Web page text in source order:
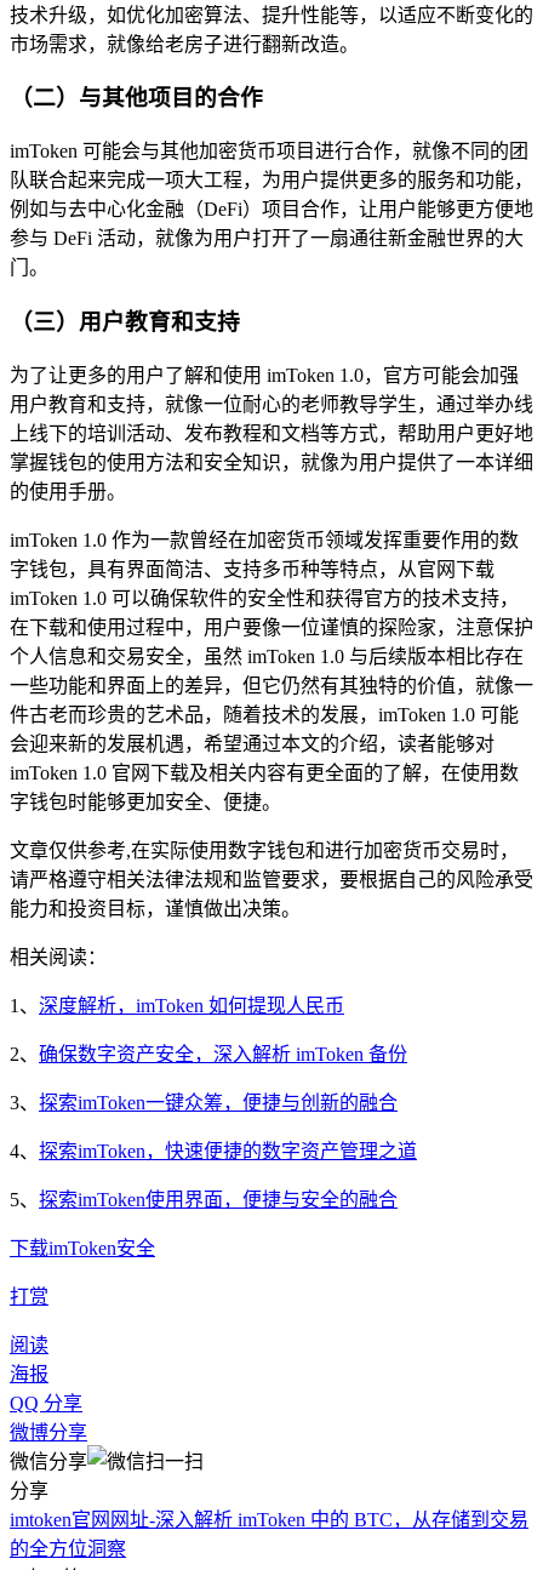
技术升级，如优化加密算法、提升性能等，以适应不断变化的
市场需求，就像给老房子进行翻新改造。
（二）与其他项目的合作
imToken 可能会与其他加密货币项目进行合作，就像不同的团
队联合起来完成一项大工程，为用户提供更多的服务和功能，
例如与去中心化金融（DeFi）项目合作，让用户能够更方便地
参与 DeFi 活动，就像为用户打开了一扇通往新金融世界的大
门。
（三）用户教育和支持
为了让更多的用户了解和使用 imToken 1.0，官方可能会加强
用户教育和支持，就像一位耐心的老师教导学生，通过举办线
上线下的培训活动、发布教程和文档等方式，帮助用户更好地
掌握钱包的使用方法和安全知识，就像为用户提供了一本详细
的使用手册。
imToken 1.0 作为一款曾经在加密货币领域发挥重要作用的数
字钱包，具有界面简洁、支持多币种等特点，从官网下载
imToken 1.0 可以确保软件的安全性和获得官方的技术支持，
在下载和使用过程中，用户要像一位谨慎的探险家，注意保护
个人信息和交易安全，虽然 imToken 1.0 与后续版本相比存在
一些功能和界面上的差异，但它仍然有其独特的价值，就像一
件古老而珍贵的艺术品，随着技术的发展，imToken 1.0 可能
会迎来新的发展机遇，希望通过本文的介绍，读者能够对
imToken 1.0 官网下载及相关内容有更全面的了解，在使用数
字钱包时能够更加安全、便捷。
文章仅供参考,在实际使用数字钱包和进行加密货币交易时，
请严格遵守相关法律法规和监管要求，要根据自己的风险承受
能力和投资目标，谨慎做出决策。
相关阅读：
1、 深度解析，imToken 如何提现人民币
2、 确保数字资产安全，深入解析 imToken 备份
3、 探索imToken一键众筹，便捷与创新的融合
4、 探索imToken，快速便捷的数字资产管理之道
5、 探索imToken使用界面，便捷与安全的融合
下载imToken安全
打赏
阅读
海报
QQ 分享
微博分享
微信分享
分享
imtoken官网网址-深入解析 imToken 中的 BTC，从存储到交易
的全方位洞察